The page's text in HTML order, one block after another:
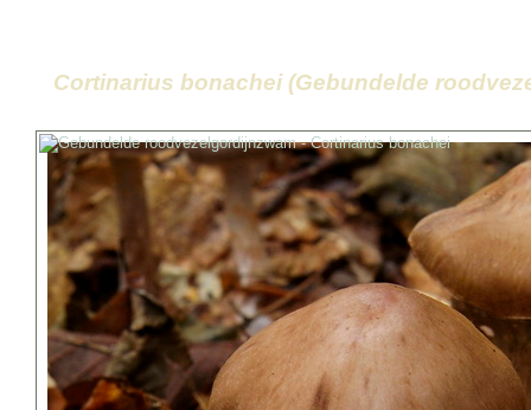
Cortinarius bonachei (Gebundelde